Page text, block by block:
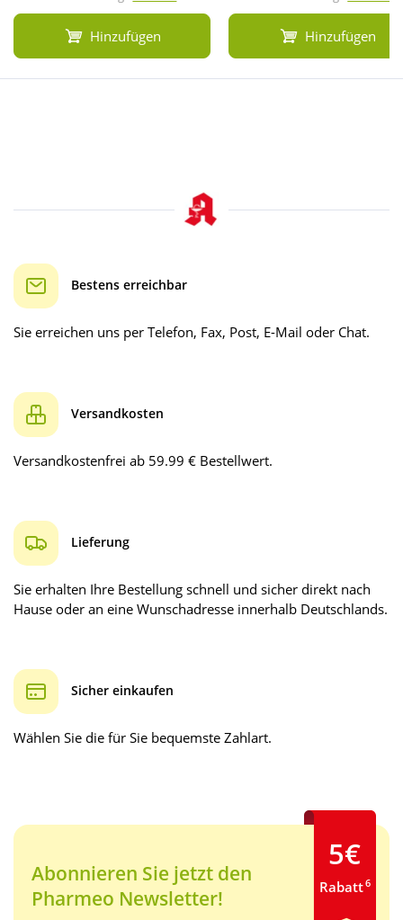
Hinzufügen Hinzufügen
Bestens erreichbar
Sie erreichen uns per Telefon, Fax, Post, E-Mail oder Chat.
Versandkosten
Versandkostenfrei ab 59.99 € Bestellwert.
Lieferung
Sie erhalten Ihre Bestellung schnell und sicher direkt nach
Hause oder an eine Wunschadresse innerhalb Deutschlands.
Sicher einkaufen
Wählen Sie die für Sie bequemste Zahlart.
Abonnieren Sie jetzt den
Pharmeo Newsletter!
5€
Rabatt6